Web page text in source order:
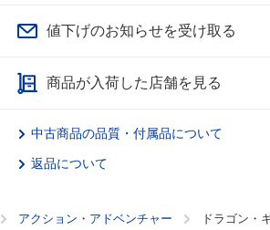
値下げのお知らせを受け取る
商品が入荷した店舗を見る
中古商品の品質・付属品について
返品について
アクション・アドベンチャー ドラゴン・